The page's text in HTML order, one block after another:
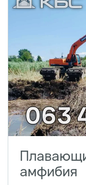
амфибия